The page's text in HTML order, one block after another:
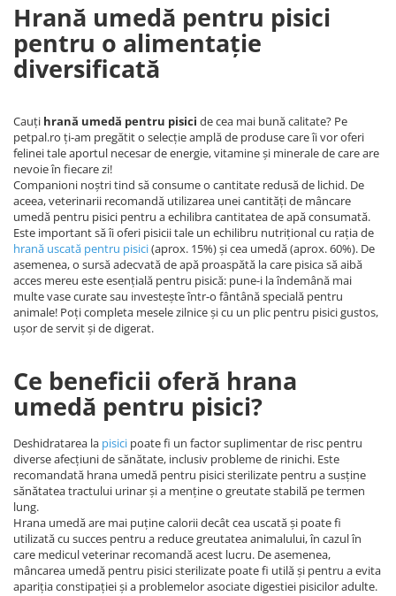
Hrană umedă pentru pisici
pentru o alimentație
diversificată
Cauți hrană umedă pentru pisici de cea mai bună calitate? Pe
petpal.ro ți-am pregătit o selecție amplă de produse care îi vor oferi
felinei tale aportul necesar de energie, vitamine și minerale de care are
nevoie în fiecare zi!
Companioni noștri tind să consume o cantitate redusă de lichid. De
aceea, veterinarii recomandă utilizarea unei cantități de mâncare
umedă pentru pisici pentru a echilibra cantitatea de apă consumată.
Este important să îi oferi pisicii tale un echilibru nutrițional cu rația de
hrană uscată pentru pisici(aprox. 15%) și cea umedă (aprox. 60%). De
asemenea, o sursă adecvată de apă proaspătă la care pisica să aibă
acces mereu este esențială pentru pisică: pune-i la îndemână mai
multe vase curate sau investește într-o fântână specială pentru
animale! Poți completa mesele zilnice și cu un plic pentru pisici gustos,
ușor de servit și de digerat.
Ce beneficii oferă hrana
umedă pentru pisici?
Deshidratarea la pisici poate fi un factor suplimentar de risc pentru
diverse afecțiuni de sănătate, inclusiv probleme de rinichi. Este
recomandată hrana umedă pentru pisici sterilizate pentru a susține
sănătatea tractului urinar și a menține o greutate stabilă pe termen
lung.
Hrana umedă are mai puține calorii decât cea uscată și poate fi
utilizată cu succes pentru a reduce greutatea animalului, în cazul în
care medicul veterinar recomandă acest lucru. De asemenea,
mâncarea umedă pentru pisici sterilizate poate fi utilă și pentru a evita
apariția constipației și a problemelor asociate digestiei pisicilor adulte.